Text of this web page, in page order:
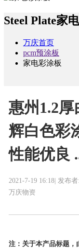
Steel Plate家
万庆首页
pcm预涂板
家电彩涂板
惠州1.2
辉白色彩
性能优良
2021-7-19 16:18 发布者:
万庆物资
注：关于本产品标题，